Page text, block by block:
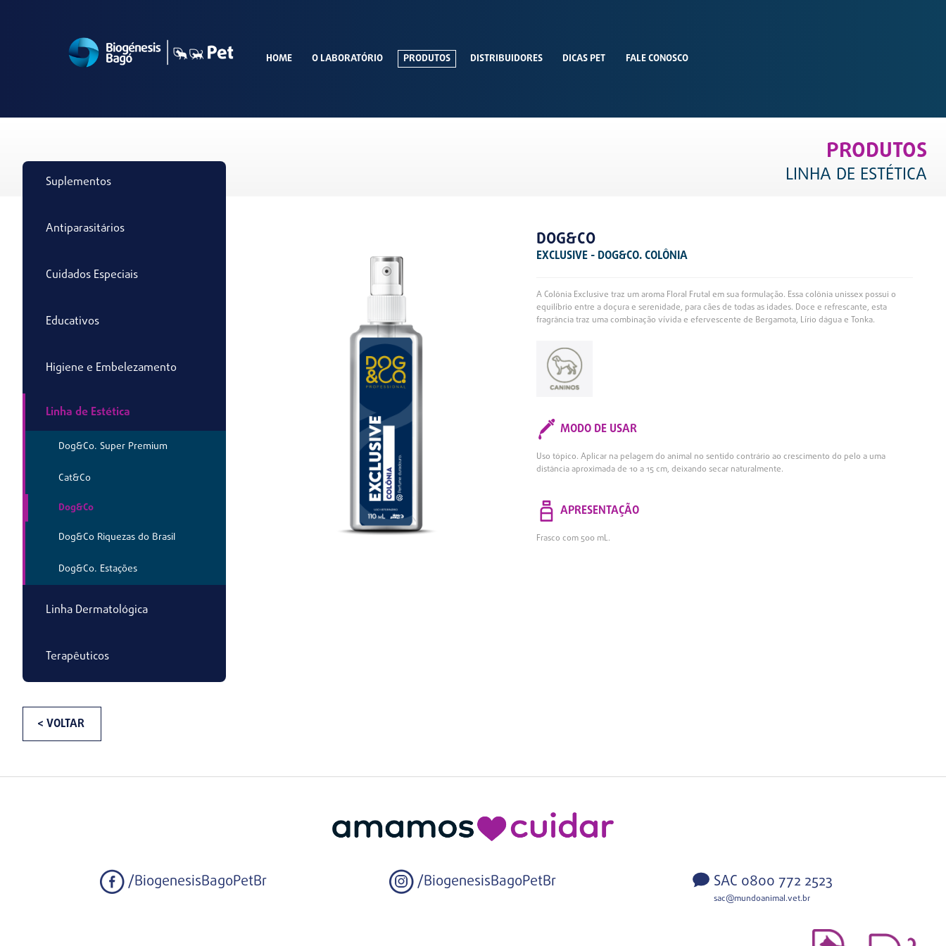
HOME O LABORATÓRIO PRODUTOS DISTRIBUIDORES DICAS PET FALE CONOSCO
PRODUTOS
LINHA DE ESTÉTICA
Suplementos
Antiparasitários
Cuidados Especiais
Educativos
Higiene e Embelezamento
Linha de Estética
Dog&Co. Super Premium
Cat&Co
Dog&Co
Dog&Co Riquezas do Brasil
Dog&Co. Estações
Linha Dermatológica
Terapêuticos
< VOLTAR
DOG&CO
EXCLUSIVE - DOG&CO. COLÔNIA
A Colônia Exclusive traz um aroma Floral Frutal em sua formulação. Essa colônia unissex possui o
equilíbrio entre a doçura e serenidade, para cães de todas as idades. Doce e refrescante, esta
fragrância traz uma combinação vívida e efervescente de Bergamota, Lírio dágua e Tonka.
MODO DE USAR
Uso tópico. Aplicar na pelagem do animal no sentido contrário ao crescimento do pelo a uma
distância aproximada de 10 a 15 cm, deixando secar naturalmente.
APRESENTAÇÃO
Frasco com 500 mL.
/BiogenesisBagoPetBr /BiogenesisBagoPetBr SAC 0800 772 2523
sac@mundoanimal.vet.br